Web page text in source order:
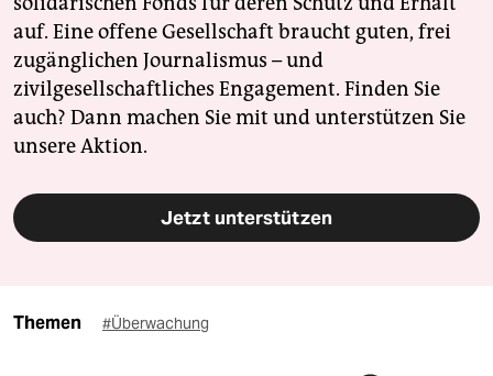
auf. Eine offene Gesellschaft braucht guten, frei
zugänglichen Journalismus – und
zivilgesellschaftliches Engagement. Finden Sie
auch? Dann machen Sie mit und unterstützen Sie
unsere Aktion.
Jetzt unterstützen
Themen #Überwachung